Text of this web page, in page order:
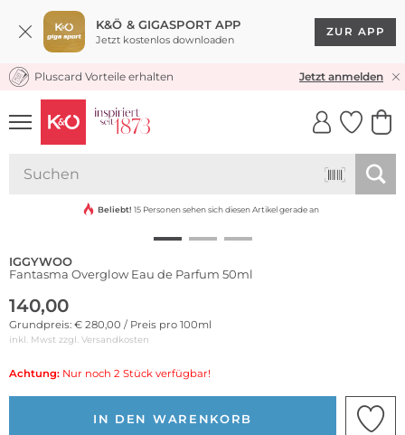
K&Ö & GIGASPORT APP
Jetzt kostenlos downloaden
ZUR APP
KOSTENLOSER VERSAND* & RÜCKVERSAND
Pluscard Vorteile erhalten Jetzt anmelden
UNSERE APP
CLICK &
Beliebt! 15 Personen sehen sich diesen Artikel gerade an
IGGYWOO
Fantasma Overglow Eau de Parfum 50ml
140,00
Grundpreis: € 280,00 / Preis pro 100ml
inkl. Mwst zzgl. Versandkosten
Achtung: Nur noch 2 Stück verfügbar!
IN DEN WARENKORB